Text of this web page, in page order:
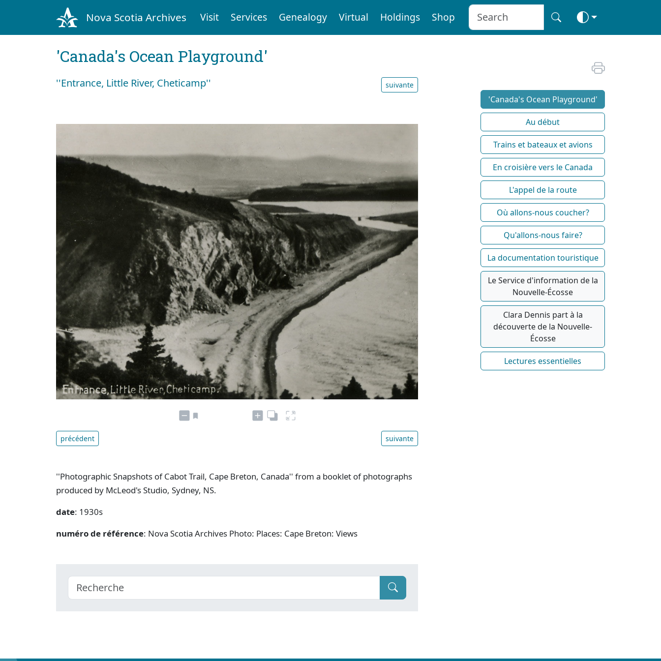
Nova Scotia Archives Visit Services Genealogy Virtual Holdings Shop
'Canada's Ocean Playground'
''Entrance, Little River, Cheticamp'' suivante
précédent suivante
''Photographic Snapshots of Cabot Trail, Cape Breton, Canada'' from a booklet of photographs
produced by McLeod's Studio, Sydney, NS.
date: 1930s
numéro de référence: Nova Scotia Archives Photo: Places: Cape Breton: Views
'Canada's Ocean Playground'
Au début
Trains et bateaux et avions
En croisière vers le Canada
L'appel de la route
Où allons-nous coucher?
Qu'allons-nous faire?
La documentation touristique
Le Service d'information de la
Nouvelle-Écosse
Clara Dennis part à la
découverte de la Nouvelle-
Écosse
Lectures essentielles